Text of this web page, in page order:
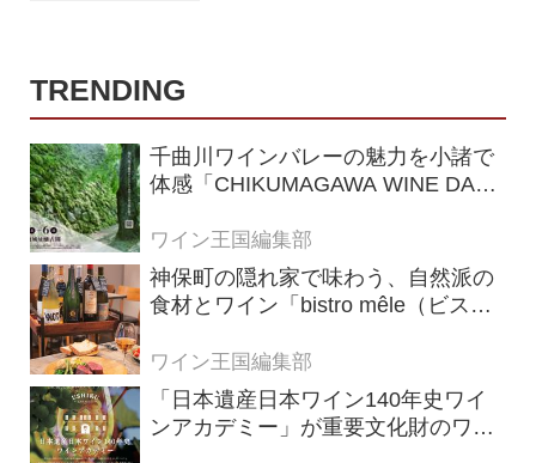
TRENDING
千曲川ワインバレーの魅力を小諸で
体感「CHIKUMAGAWA WINE DAYS
ワイン王国編集部
神保町の隠れ家で味わう、自然派の
食材とワイン「bistro mêle（ビスト
ワイン王国編集部
「日本遺産日本ワイン140年史ワイ
ンアカデミー」が重要文化財のワイ